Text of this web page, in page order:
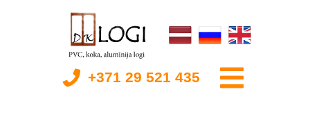
+371 29 521 435